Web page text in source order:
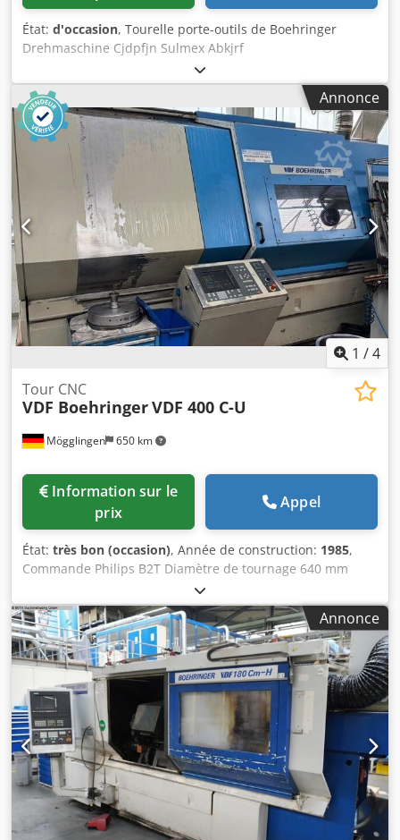
État: d'occasion, Tourelle porte-outils de Boehringer
Drehmaschine Cjdpfjn Sulmex Abkjrf
Annonce
1 /4
Mögglingen 650 km
Tour CNC
VDF BoehringerVDF 400 C-U
prix
Appel
État: très bon (occasion), Année de construction: 1985,
Commande Philips B2T Diamètre de tournage 640 mm
Diamètre d’usinage longitudinal 550 mm Diamètre
d’usinage sur la tourelle 450 mm Longueur de tournage
1000 mm Cedpfxezpy Rro Abkorf Vitesse de rotation de la
broche 2 240 tr/min Alésage de la broche 103 mm Tourelle
à 12 positions, norme VDI 60 Convoyeur à copeaux
Annonce